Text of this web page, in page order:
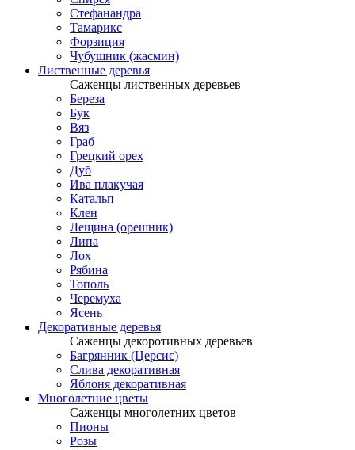
Стефанандра
Тамарикс
Форзиция
Чубушник (жасмин)
Лиственные деревья
Саженцы лиственных деревьев
Береза
Бук
Вяз
Граб
Грецкий орех
Дуб
Ива плакучая
Катальп
Клен
Лещина (орешник)
Липа
Лох
Рябина
Тополь
Черемуха
Ясень
Декоративные деревья
Саженцы декоротивных деревьев
Багрянник (Церсис)
Слива декоративная
Яблоня декоративная
Многолетние цветы
Саженцы многолетних цветов
Пионы
Розы